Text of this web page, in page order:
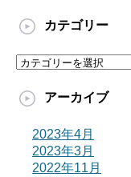
カテゴリー
カ
ゴ
アーカイブ
2023年4月
2023年3月
2022年11月